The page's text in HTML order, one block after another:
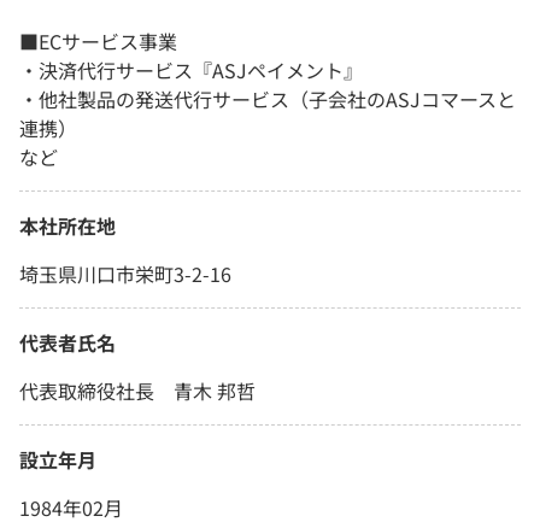
■ECサービス事業
・決済代行サービス『ASJペイメント』
・他社製品の発送代行サービス（子会社のASJコマースと
連携）
など
本社所在地
埼玉県川口市栄町3-2-16
代表者氏名
代表取締役社長 青木 邦哲
設立年月
1984年02月